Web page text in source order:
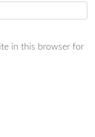
in this browser for